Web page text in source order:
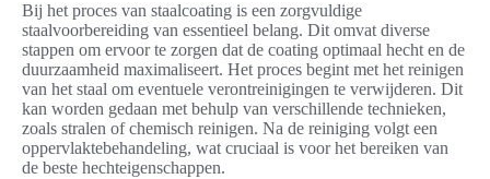
Bij het proces van staalcoating is een zorgvuldige
staalvoorbereiding van essentieel belang. Dit omvat diverse
stappen om ervoor te zorgen dat de coating optimaal hecht en de
duurzaamheid maximaliseert. Het proces begint met het reinigen
van het staal om eventuele verontreinigingen te verwijderen. Dit
kan worden gedaan met behulp van verschillende technieken,
zoals stralen of chemisch reinigen. Na de reiniging volgt een
oppervlaktebehandeling, wat cruciaal is voor het bereiken van
de beste hechteigenschappen.